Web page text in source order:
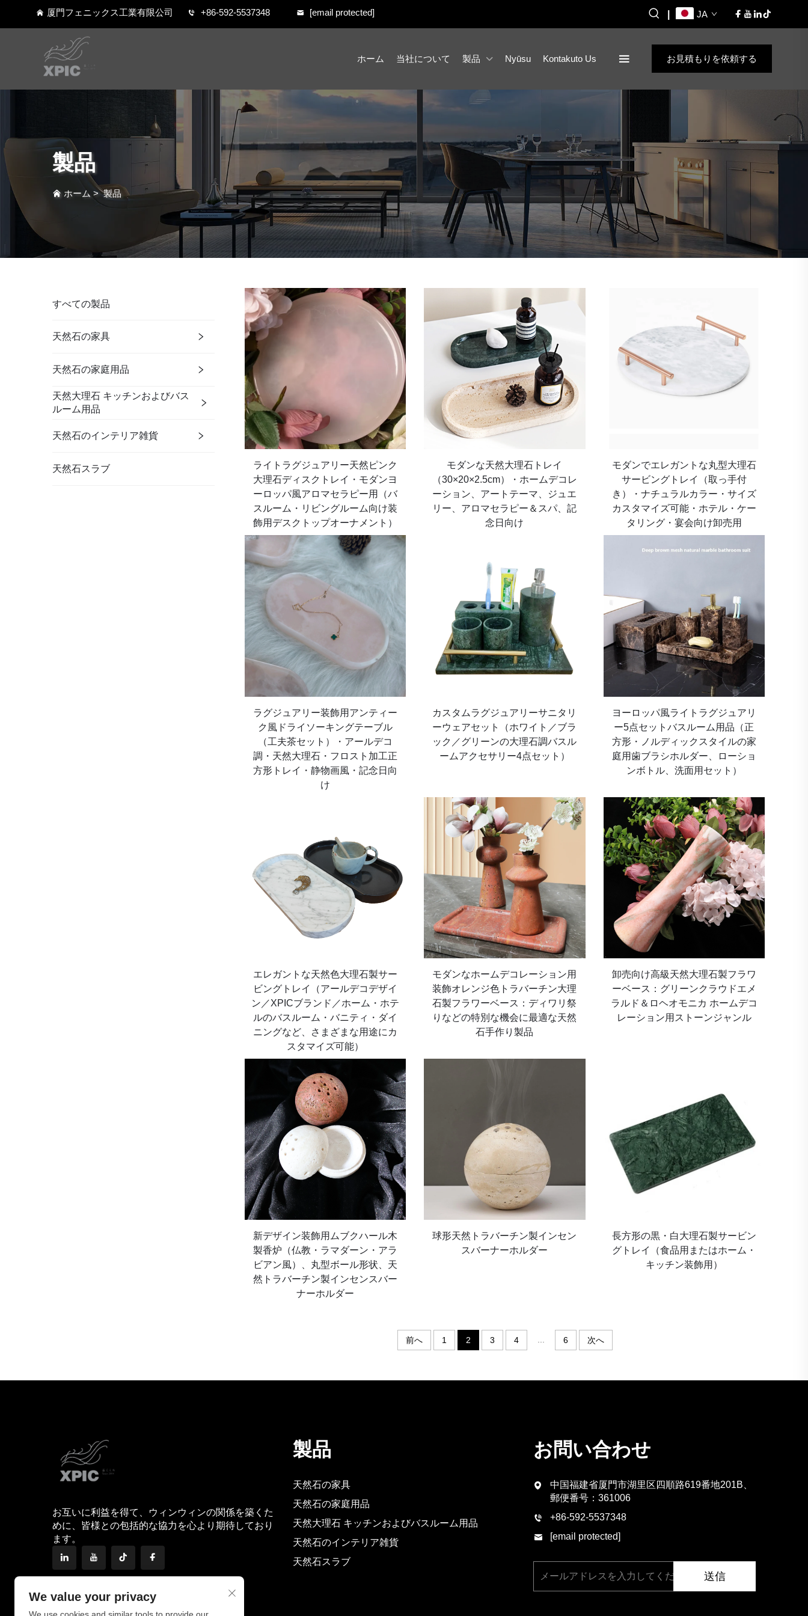
厦門フェニックス工業有限公司 +86-592-5537348 [email protected] JA
ホーム 当社について 製品 Nyūsu Kontakuto Us お見積もりを依頼する
製品
ホーム >製品
すべての製品
天然石の家具
天然石の家庭用品
天然大理石 キッチンおよびバス
ルーム用品
天然石のインテリア雑貨
天然石スラブ
ライトラグジュアリー天然ピンク
大理石ディスクトレイ・モダンヨ
ーロッパ風アロマセラピー用（バ
スルーム・リビングルーム向け装
飾用デスクトップオーナメント）
モダンな天然大理石トレイ
（30×20×2.5cm）・ホームデコレ
ーション、アートテーマ、ジュエ
リー、アロマセラピー＆スパ、記
念日向け
モダンでエレガントな丸型大理石
サービングトレイ（取っ手付
き）・ナチュラルカラー・サイズ
カスタマイズ可能・ホテル・ケー
タリング・宴会向け卸売用
ラグジュアリー装飾用アンティー
ク風ドライソーキングテーブル
（工夫茶セット）・アールデコ
調・天然大理石・フロスト加工正
方形トレイ・静物画風・記念日向
け
カスタムラグジュアリーサニタリ
ーウェアセット（ホワイト／ブラ
ック／グリーンの大理石調バスル
ームアクセサリー4点セット）
ヨーロッパ風ライトラグジュアリ
ー5点セットバスルーム用品（正
方形・ノルディックスタイルの家
庭用歯ブラシホルダー、ローショ
ンボトル、洗面用セット）
エレガントな天然色大理石製サー
ビングトレイ（アールデコデザイ
ン／XPICブランド／ホーム・ホテ
ルのバスルーム・バニティ・ダイ
ニングなど、さまざまな用途にカ
スタマイズ可能）
モダンなホームデコレーション用
装飾オレンジ色トラバーチン大理
石製フラワーベース：ディワリ祭
りなどの特別な機会に最適な天然
石手作り製品
卸売向け高級天然大理石製フラワ
ーベース：グリーンクラウドエメ
ラルド＆ロヘオモニカ ホームデコ
レーション用ストーンジャンル
新デザイン装飾用ムブクハール木
製香炉（仏教・ラマダーン・アラ
ビアン風）、丸型ボール形状、天
然トラバーチン製インセンスバー
ナーホルダー
球形天然トラバーチン製インセン
スバーナーホルダー
長方形の黒・白大理石製サービン
グトレイ（食品用またはホーム・
キッチン装飾用）
前へ 1 2 3 4 6 次へ
お互いに利益を得て、ウィンウィンの関係を築くた
めに、皆様との包括的な協力を心より期待しており
ます。
製品
天然石の家具
天然石の家庭用品
天然大理石 キッチンおよびバスルーム用品
天然石のインテリア雑貨
天然石スラブ
お問い合わせ
中国福建省厦門市湖里区四順路619番地201B、
郵便番号：361006
+86-592-5537348
[email protected]
送信
We value your privacy